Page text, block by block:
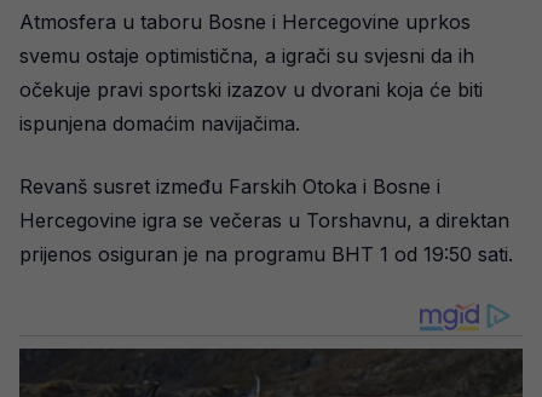
Atmosfera u taboru Bosne i Hercegovine uprkos
svemu ostaje optimistična, a igrači su svjesni da ih
očekuje pravi sportski izazov u dvorani koja će biti
ispunjena domaćim navijačima.
Revanš susret između Farskih Otoka i Bosne i
Hercegovine igra se večeras u Torshavnu, a direktan
prijenos osiguran je na programu BHT 1 od 19:50 sati.